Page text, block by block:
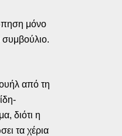
μόνο
συμβούλιο.
από τη
διότι η
τα χέρια